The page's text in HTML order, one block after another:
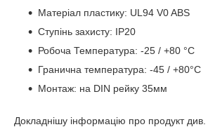
Матеріал пластику: UL94 V0 ABS
Ступінь захисту: IP20
Робоча Температура: -25 / +80 °C
Гранична температура: -45 / +80°C
Монтаж: на DIN рейку 35мм
Докладнішу інформацію про продукт див.